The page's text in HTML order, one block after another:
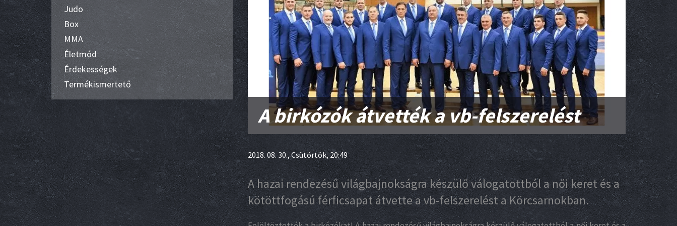
Judo
Box
MMA
Életmód
Érdekességek
Termékismertető
A birkózók átvették a vb-felszerelést
2018. 08. 30., Csütörtök, 20:49
A hazai rendezésű világbajnokságra készülő válogatottból a női keret és a
kötöttfogású férficsapat átvette a vb-felszerelést a Körcsarnokban.